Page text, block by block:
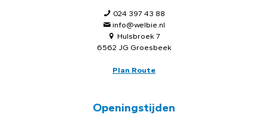
024 397 43 88
info@welbie.nl
Hulsbroek 7
6562 JG Groesbeek
Plan Route
Openingstijden